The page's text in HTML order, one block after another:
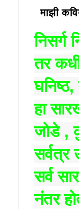
माझी
निसर्ग
तर
हा
जोडे ,
सर्वत्र
सर्व
नंतर